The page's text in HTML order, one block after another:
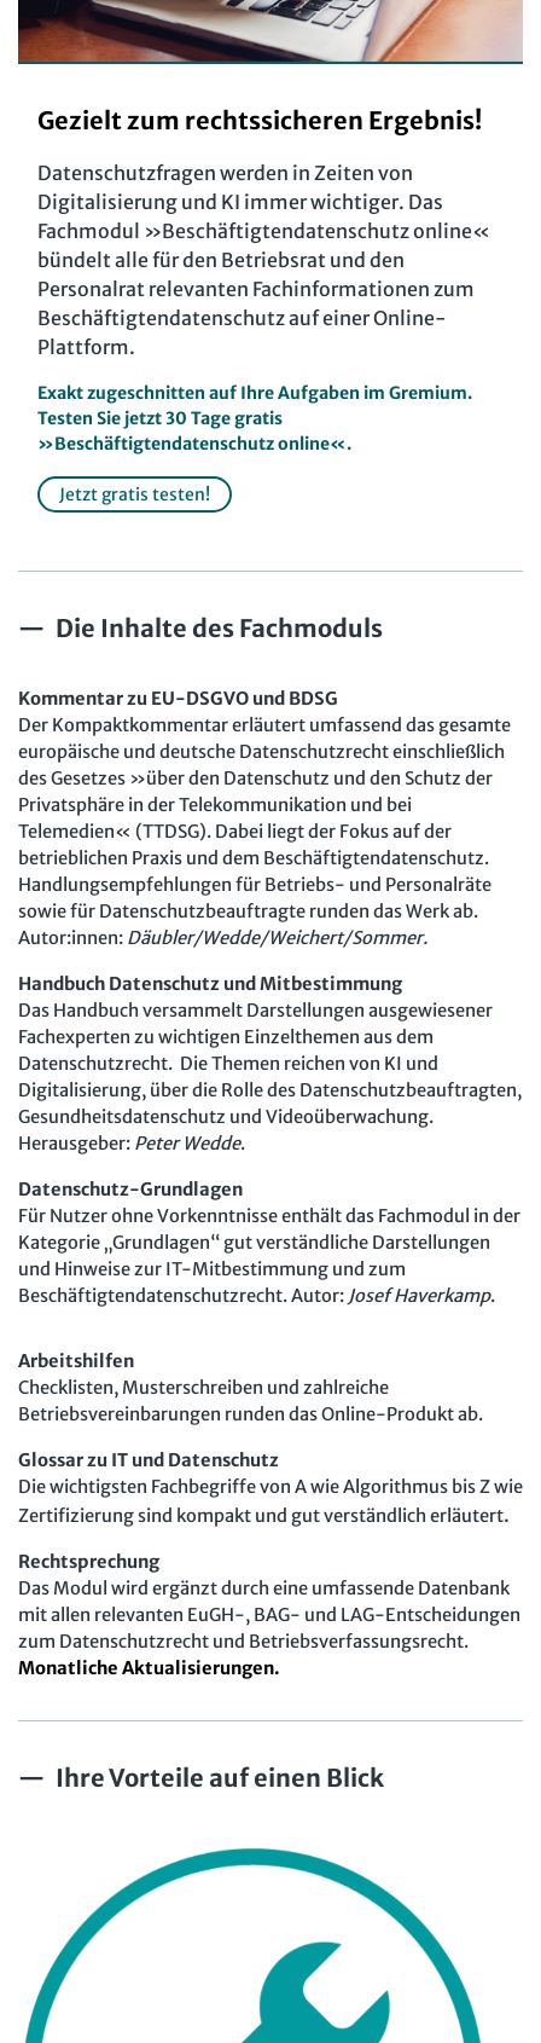
Computer und Arbeit
Gute Arbeit
Schwerbehindertenrecht und Inklusion
Mitbestimmung
Arbeit und Recht
Soziales Recht
Soziale Sicherheit
Beschäftigtendatenschutz online
Personalratswissen online
Schwerbehindertenrecht online
KI-Praxis Arbeitsrecht online
JAV-Praxis online
Software
Newsletter
Bund SHOP
Abo
mein Bund-Online
Erklärung zur Barrierefreiheit
Widerruf
Gezielt zum rechtssicheren Ergebnis!
Datenschutzfragen werden in Zeiten von
Digitalisierung und KI immer wichtiger. Das
Fachmodul »Beschäftigtendatenschutz online«
bündelt alle für den Betriebsrat und den
Personalrat relevanten Fachinformationen zum
Beschäftigtendatenschutz auf einer Online-
Plattform.
Exakt zugeschnitten auf Ihre Aufgaben im Gremium.
Testen Sie jetzt 30 Tage gratis
»Beschäftigtendatenschutz online«.
Jetzt gratis testen!
Die Inhalte des Fachmoduls
Kommentar zu EU-DSGVO und BDSG
Der Kompaktkommentar erläutert umfassend das gesamte
europäische und deutsche Datenschutzrecht einschließlich
des Gesetzes »über den Datenschutz und den Schutz der
Privatsphäre in der Telekommunikation und bei
Telemedien« (TTDSG). Dabei liegt der Fokus auf der
betrieblichen Praxis und dem Beschäftigtendatenschutz.
Handlungsempfehlungen für Betriebs- und Personalräte
sowie für Datenschutzbeauftragte runden das Werk ab.
Autor:innen: Däubler/Wedde/Weichert/Sommer.
Handbuch Datenschutz und Mitbestimmung
Das Handbuch versammelt Darstellungen ausgewiesener
Fachexperten zu wichtigen Einzelthemen aus dem
Datenschutzrecht. Die Themen reichen von KI und
Digitalisierung, über die Rolle des Datenschutzbeauftragten,
Gesundheitsdatenschutz und Videoüberwachung.
Herausgeber: Peter Wedde.
Datenschutz-Grundlagen
Für Nutzer ohne Vorkenntnisse enthält das Fachmodul in der
Kategorie „Grundlagen“ gut verständliche Darstellungen
und Hinweise zur IT-Mitbestimmung und zum
Beschäftigtendatenschutzrecht. Autor: Josef Haverkamp.
Arbeitshilfen
Checklisten, Musterschreiben und zahlreiche
Betriebsvereinbarungen runden das Online-Produkt ab.
Glossar zu IT und Datenschutz
Die wichtigsten Fachbegriffe von A wie Algorithmus bis Z wie
Zertifizierung sind kompakt und gut verständlich erläutert.
Rechtsprechung
Das Modul wird ergänzt durch eine umfassende Datenbank
mit allen relevanten EuGH-, BAG- und LAG-Entscheidungen
zum Datenschutzrecht und Betriebsverfassungsrecht.
Monatliche Aktualisierungen.
Ihre Vorteile auf einen Blick